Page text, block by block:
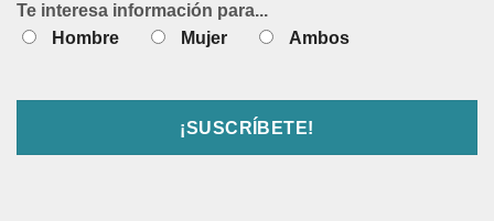
Te interesa información para...
Hombre
Mujer Ambos